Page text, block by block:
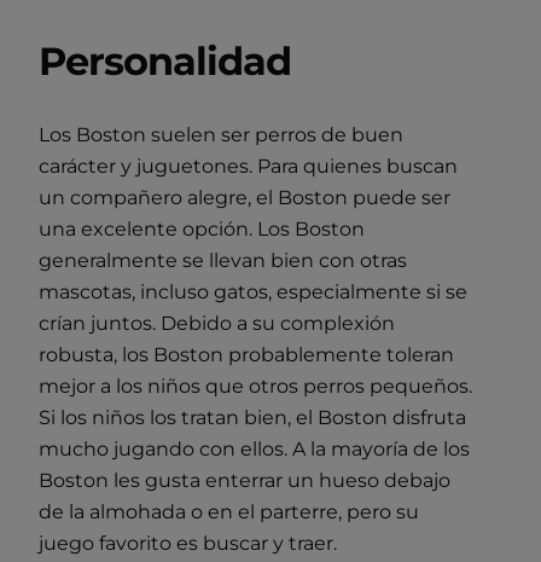
Personalidad
Los Boston suelen ser perros de buen
carácter y juguetones. Para quienes buscan
un compañero alegre, el Boston puede ser
una excelente opción. Los Boston
generalmente se llevan bien con otras
mascotas, incluso gatos, especialmente si se
crían juntos. Debido a su complexión
robusta, los Boston probablemente toleran
mejor a los niños que otros perros pequeños.
Si los niños los tratan bien, el Boston disfruta
mucho jugando con ellos. A la mayoría de los
Boston les gusta enterrar un hueso debajo
de la almohada o en el parterre, pero su
juego favorito es buscar y traer.